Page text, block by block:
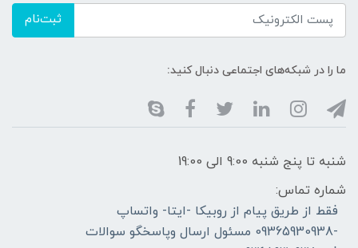
ثبت‌نام
ما را در شبکه‌های اجتماعی دنبال کنید:
شنبه تا پنج شنبه 9:00 الی 19:00
شماره تماس:
فقط از طریق پیام از روبیکا -ایتا- واتساپ
-09365930938 مسئول ارسال وپاسخگو سوالات